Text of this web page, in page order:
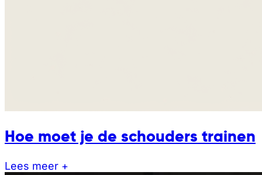
Hoe moet je de schouders trainen
Lees meer +